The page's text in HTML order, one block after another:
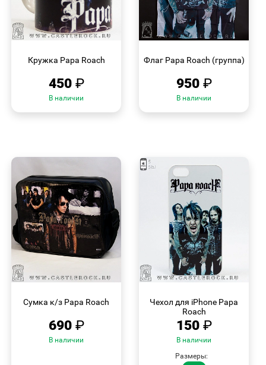
Кружка Papa Roach
450 ₽
В наличии
Флаг Papa Roach (группа)
950 ₽
В наличии
Сумка к/з Papa Roach
690 ₽
В наличии
Чехол для iPhone Papa
Roach
150 ₽
В наличии
Размеры: